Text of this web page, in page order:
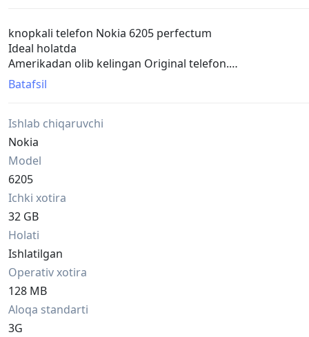
knopkali telefon Nokia 6205 perfectum
Ideal holatda
Amerikadan olib kelingan Original telefon.
Holati ideal holatda , batareyasi 2-3 kun ishlab beradi.
Manzil: Samarqand Shahar , mo'ljal Makon mall oldida
Batafsil
Ishlab chiqaruvchi
Nokia
Model
6205
Ichki xotira
32 GB
Holati
Ishlatilgan
Operativ xotira
128 MB
Aloqa standarti
3G